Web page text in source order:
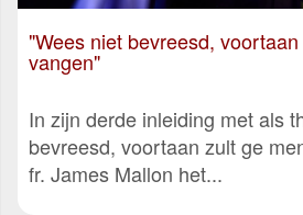
"Wees niet bevreesd,
vangen"
In zijn derde inleiding met als
bevreesd, voortaan zult ge
fr. James Mallon het...